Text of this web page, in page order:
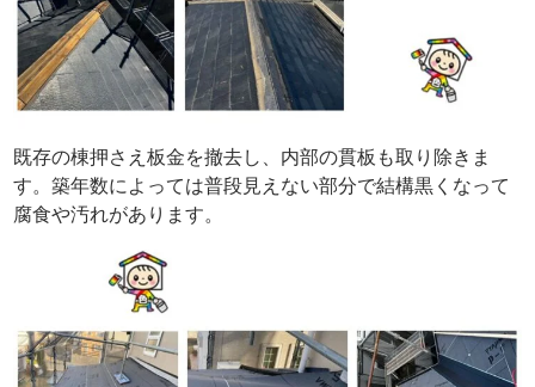
既存の棟押さえ板金を撤去し、内部の貫板も取り除きま
す。築年数によっては普段見えない部分で結構黒くなって
腐食や汚れがあります。